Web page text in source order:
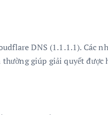
DNS (1.1.1.1). Các
giúp giải quyết được